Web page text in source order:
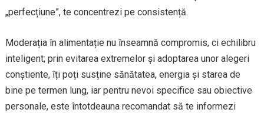
„perfecțiune”, te concentrezi pe consistență.
Moderația în alimentație nu înseamnă compromis, ci echilibru
inteligent; prin evitarea extremelor și adoptarea unor alegeri
conștiente, îți poți susține sănătatea, energia și starea de
bine pe termen lung, iar pentru nevoi specifice sau obiective
personale, este întotdeauna recomandat să te informezi